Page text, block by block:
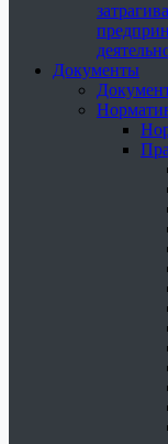
Документы